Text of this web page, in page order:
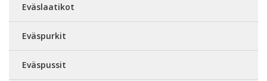
Eväslaatikot
Eväspurkit
Eväspussit